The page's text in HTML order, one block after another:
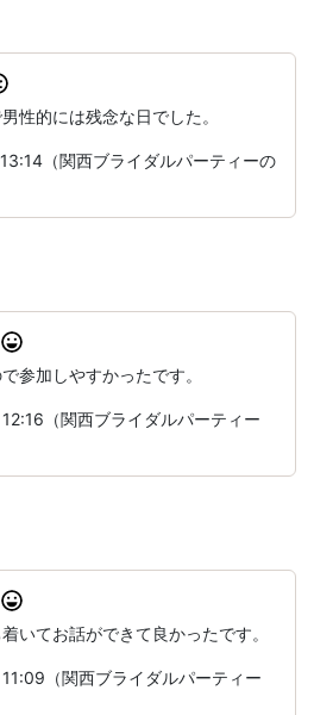
性的には残念な日でした。
（関西ブライダルパーティーの
参加しやすかったです。
（関西ブライダルパーティー
いてお話ができて良かったです。
（関西ブライダルパーティー